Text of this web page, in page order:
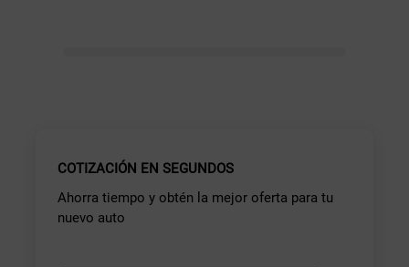
COTIZACIÓN EN SEGUNDOS
Ahorra tiempo y obtén la mejor oferta para tu
nuevo auto